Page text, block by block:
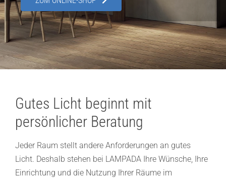
Showroom
Über uns
Kontakt
Gutes Licht beginnt mit
persönlicher Beratung
Jeder Raum stellt andere Anforderungen an gutes
Licht. Deshalb stehen bei LAMPADA Ihre Wünsche, Ihre
Einrichtung und die Nutzung Ihrer Räume im